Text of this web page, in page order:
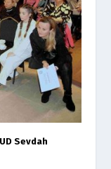
Sevdah